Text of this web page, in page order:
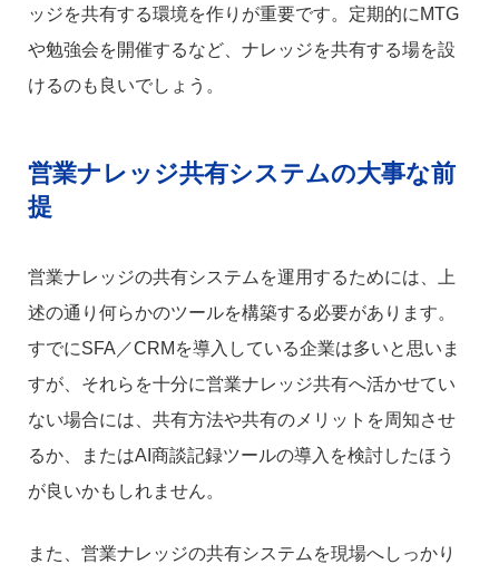
ッジを共有する環境を作りが重要です。定期的にMTG
や勉強会を開催するなど、ナレッジを共有する場を設
けるのも良いでしょう。
営業ナレッジ共有システムの大事な前
提
営業ナレッジの共有システムを運用するためには、上
述の通り何らかのツールを構築する必要があります。
すでにSFA／CRMを導入している企業は多いと思いま
すが、それらを十分に営業ナレッジ共有へ活かせてい
ない場合には、共有方法や共有のメリットを周知させ
るか、またはAI商談記録ツールの導入を検討したほう
が良いかもしれません。
また、営業ナレッジの共有システムを現場へしっかり